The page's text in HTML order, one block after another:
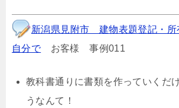
新潟県見附市 建物表題登記・
自分でお客様 事例011
教科書通りに書類を作っていくだ
うなんて！